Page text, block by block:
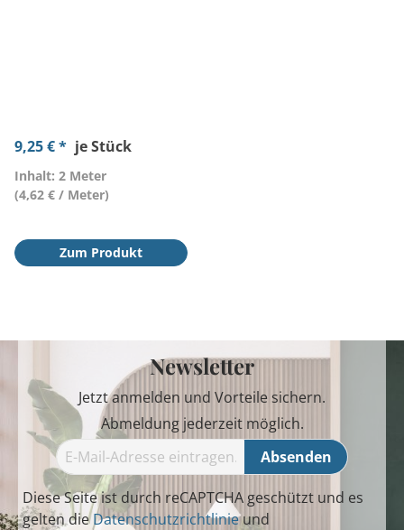
9,25 € * je Stück
Inhalt: 2 Meter
(4,62 € / Meter)
Zum Produkt
Newsletter
Jetzt anmelden und Vorteile sichern.
Abmeldung jederzeit möglich.
Absenden
Diese Seite ist durch reCAPTCHA geschützt und es
gelten dieDatenschutzrichtlinieund